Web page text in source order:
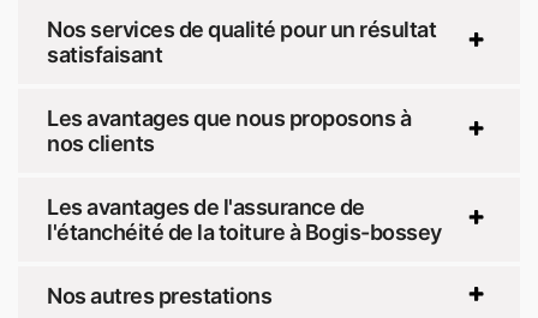
Nos services de qualité pour un résultat
satisfaisant
Les avantages que nous proposons à
nos clients
Les avantages de l'assurance de
l'étanchéité de la toiture à Bogis-bossey
Nos autres prestations